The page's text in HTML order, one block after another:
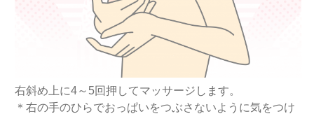
右斜め上に4～5回押してマッサージします。
＊右の手のひらでおっぱいをつぶさないように気をつけ